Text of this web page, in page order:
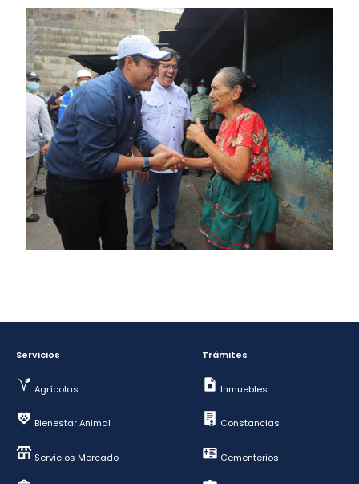
Servicios
Agrícolas
Bienestar Animal
Servicios Mercado
Trámites
Inmuebles
Constancias
Cementerios